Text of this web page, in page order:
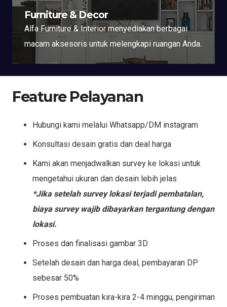
Furniture & Decor
Alfa Furniture & Interior menyediakan berbagai
macam aksesoris untuk melengkapi ruangan Anda.
Feature Pelayanan
Hubungi kami melalui Whatsapp/DM instagram
Konsultasi desain gratis dan deal harga
Kami akan menjadwalkan survey ke lokasi untuk
mengetahui ukuran dan desain lebih jelas
*Jika setelah survey lokasi terjadi pembatalan,
biaya survey wajib dibayarkan tergantung dengan
lokasi.
Proses dan finalisasi gambar 3D
Setelah desain dan harga deal, pembayaran DP
sebesar 50%
Proses pembuatan kira-kira 2-4 minggu, pengiriman